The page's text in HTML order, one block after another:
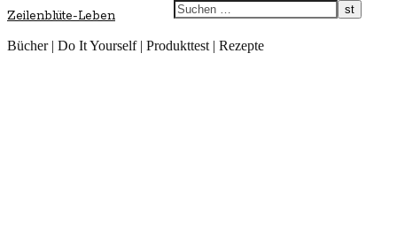
Zeilenblüte-Leben
Bücher | Do It Yourself | Produkttest | Rezepte